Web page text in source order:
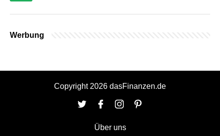
Werbung
Copyright 2026 dasFinanzen.de
Über uns